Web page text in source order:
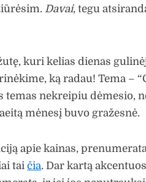
Davai, tegu
kuri kelias dienas
ką radau! Tema –
temas nekreipiu dėmesio,
mėnesį buvo gražesnė.
apie kainas,
tai čia. Dar kartą